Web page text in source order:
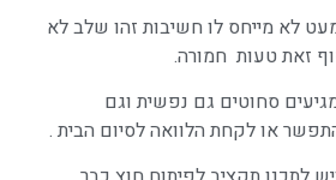
לא מייחס לו חשיבות זהו שלב לא
זאת טעות חמורה.
סחוטים גם נפשית וגם
או לקחת הלוואה לסיום הבית .